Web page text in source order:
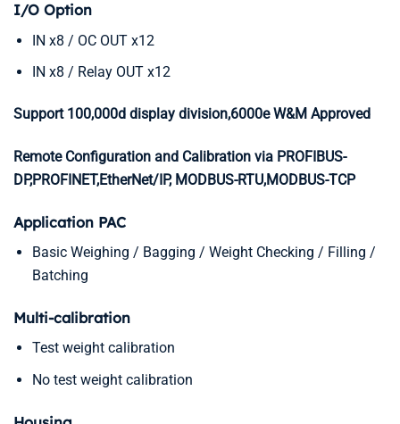
I/O Option
IN x8 / OC OUT x12
IN x8 / Relay OUT x12
Support 100,000d display division,6000e W&M Approved
Remote Configuration and Calibration via PROFIBUS-
DP,PROFINET,EtherNet/IP, MODBUS-RTU,MODBUS-TCP
Application PAC
Basic Weighing / Bagging / Weight Checking / Filling /
Batching
Multi-calibration
Test weight calibration
No test weight calibration